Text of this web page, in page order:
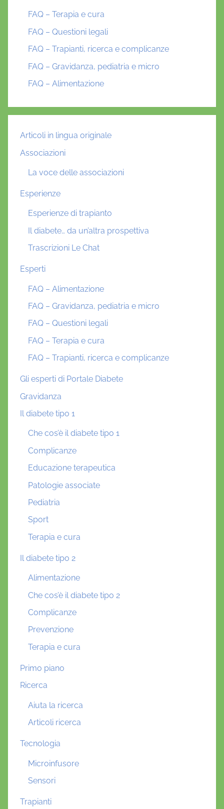
FAQ – Terapia e cura
FAQ – Questioni legali
FAQ – Trapianti, ricerca e complicanze
FAQ – Gravidanza, pediatria e micro
FAQ – Alimentazione
Articoli in lingua originale
Associazioni
La voce delle associazioni
Esperienze
Esperienze di trapianto
Il diabete… da un’altra prospettiva
Trascrizioni Le Chat
Esperti
FAQ – Alimentazione
FAQ – Gravidanza, pediatria e micro
FAQ – Questioni legali
FAQ – Terapia e cura
FAQ – Trapianti, ricerca e complicanze
Gli esperti di Portale Diabete
Gravidanza
Il diabete tipo 1
Che cos’è il diabete tipo 1
Complicanze
Educazione terapeutica
Patologie associate
Pediatria
Sport
Terapia e cura
Il diabete tipo 2
Alimentazione
Che cos’è il diabete tipo 2
Complicanze
Prevenzione
Terapia e cura
Primo piano
Ricerca
Aiuta la ricerca
Articoli ricerca
Tecnologia
Microinfusore
Sensori
Trapianti